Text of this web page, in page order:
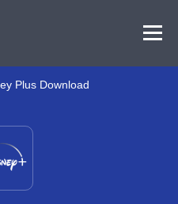
Plus Download